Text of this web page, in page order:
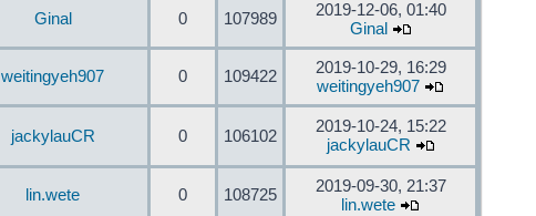
Ginal 0 107989
2019-12-06, 01:40
Ginal
weitingyeh907 0 109422
2019-10-29, 16:29
weitingyeh907
jackylauCR 0 106102
2019-10-24, 15:22
jackylauCR
lin.wete 0 108725
2019-09-30, 21:37
lin.wete